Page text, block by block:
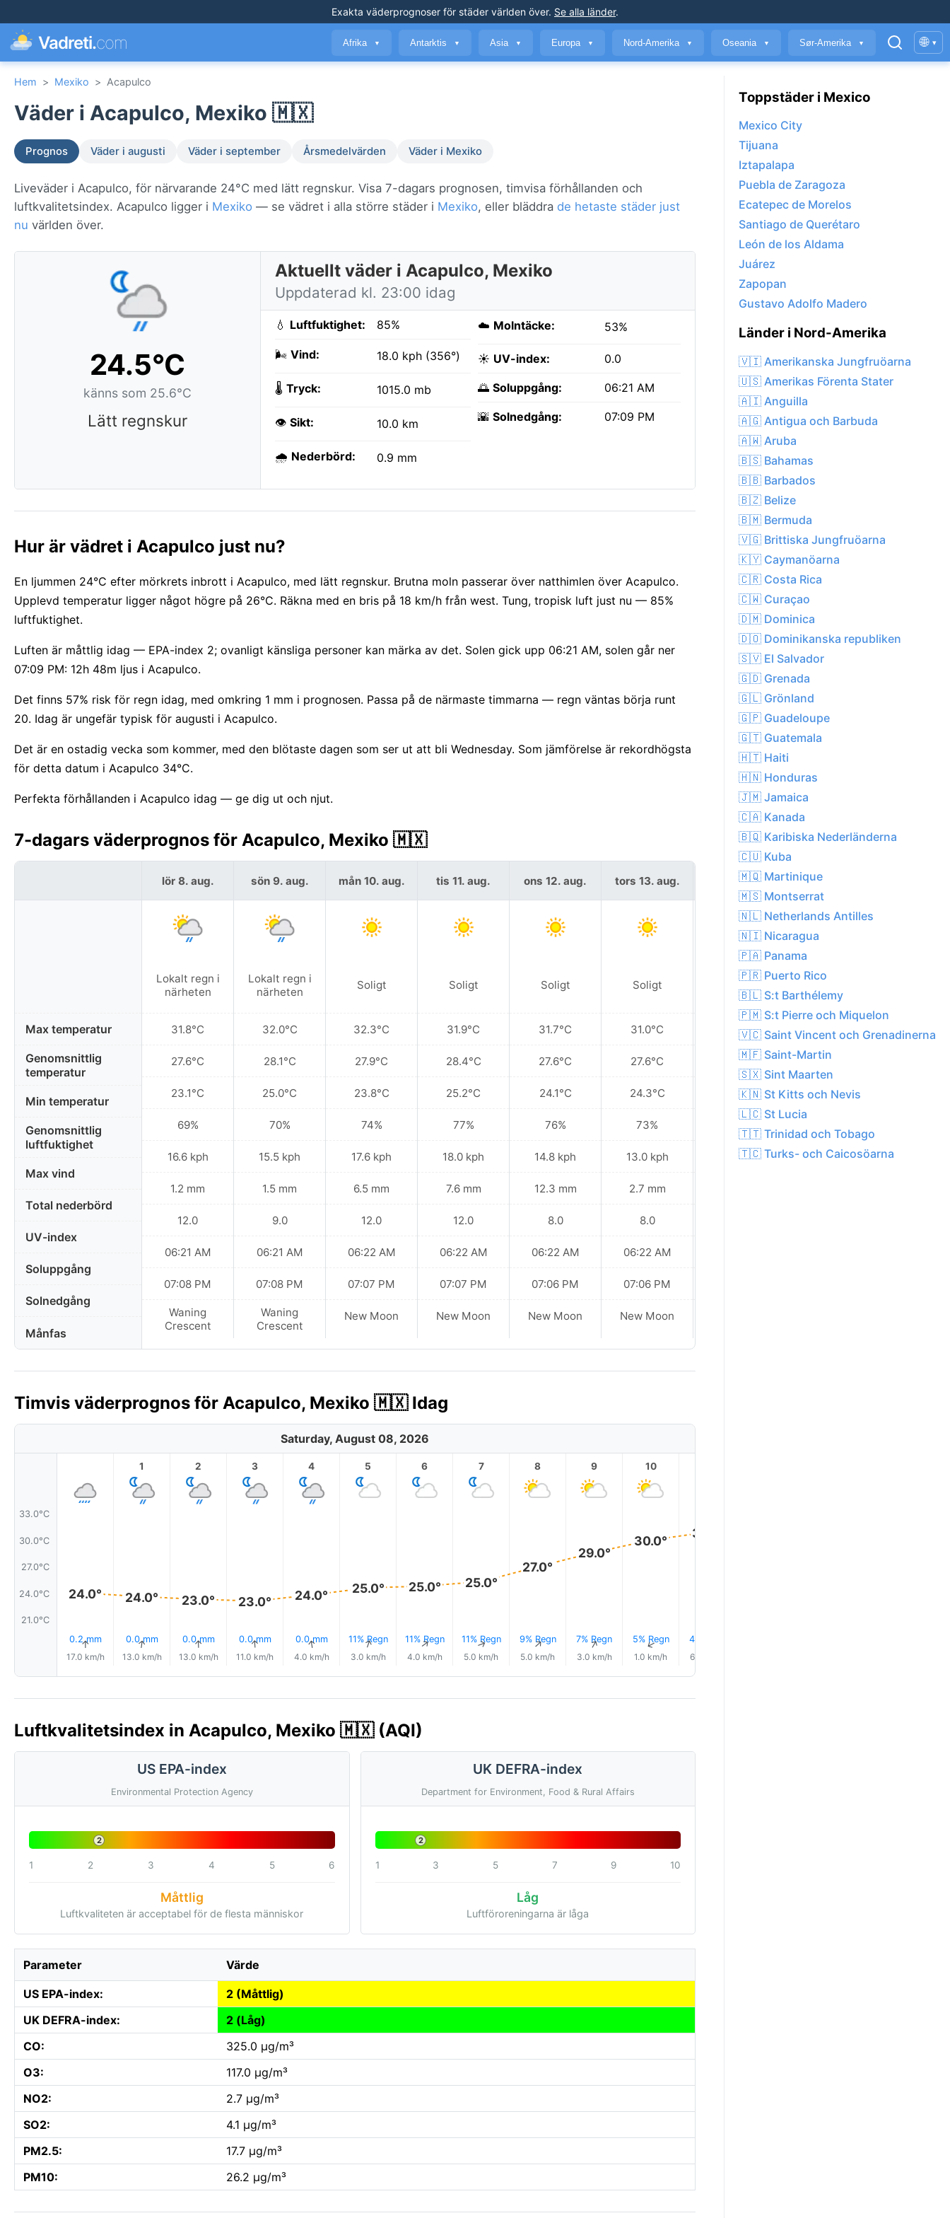
Exakta väderprognoser för städer världen över. Se alla länder.
Vadreti.com Afrika ▼ Antarktis ▼ Asia ▼ Europa ▼ Nord-Amerika ▼ Oseania ▼ Sør-Amerika ▼ 🌐 ▾
Hem > Mexiko > Acapulco
Väder i Acapulco, Mexiko 🇲🇽
Prognos Väder i augusti Väder i september Årsmedelvärden Väder i Mexiko
Liveväder i Acapulco, för närvarande 24°C med lätt regnskur. Visa 7-dagars prognosen, timvisa förhållanden och
luftkvalitetsindex. Acapulco ligger i Mexiko — se vädret i alla större städer i Mexiko, eller bläddra de hetaste städer just
nu världen över.
24.5°C
känns som 25.6°C
Lätt regnskur
Aktuellt väder i Acapulco, Mexiko
Uppdaterad kl. 23:00 idag
💧 Luftfuktighet: 85%
🌬️ Vind: 18.0 kph (356°)
🌡️ Tryck: 1015.0 mb
👁️ Sikt: 10.0 km
🌧️ Nederbörd: 0.9 mm
☁️ Molntäcke: 53%
☀️ UV-index: 0.0
🌅 Soluppgång: 06:21 AM
🌇 Solnedgång: 07:09 PM
Hur är vädret i Acapulco just nu?
En ljummen 24°C efter mörkrets inbrott i Acapulco, med lätt regnskur. Brutna moln passerar över natthimlen över Acapulco.
Upplevd temperatur ligger något högre på 26°C. Räkna med en bris på 18 km/h från west. Tung, tropisk luft just nu — 85%
luftfuktighet.
Luften är måttlig idag — EPA-index 2; ovanligt känsliga personer kan märka av det. Solen gick upp 06:21 AM, solen går ner
07:09 PM: 12h 48m ljus i Acapulco.
Det finns 57% risk för regn idag, med omkring 1 mm i prognosen. Passa på de närmaste timmarna — regn väntas börja runt
20. Idag är ungefär typisk för augusti i Acapulco.
Det är en ostadig vecka som kommer, med den blötaste dagen som ser ut att bli Wednesday. Som jämförelse är rekordhögsta
för detta datum i Acapulco 34°C.
Perfekta förhållanden i Acapulco idag — ge dig ut och njut.
7-dagars väderprognos för Acapulco, Mexiko 🇲🇽
Max temperatur
Genomsnittlig
temperatur
Min temperatur
Genomsnittlig
luftfuktighet
Max vind
Total nederbörd
UV-index
Soluppgång
Solnedgång
Månfas
lör 8. aug.
Lokalt regn i
närheten
31.8°C
27.6°C
23.1°C
69%
16.6 kph
1.2 mm
12.0
06:21 AM
07:08 PM
Waning
Crescent
sön 9. aug.
Lokalt regn i
närheten
32.0°C
28.1°C
25.0°C
70%
15.5 kph
1.5 mm
9.0
06:21 AM
07:08 PM
Waning
Crescent
mån 10. aug.
Soligt
32.3°C
27.9°C
23.8°C
74%
17.6 kph
6.5 mm
12.0
06:22 AM
07:07 PM
New Moon
tis 11. aug.
Soligt
31.9°C
28.4°C
25.2°C
77%
18.0 kph
7.6 mm
12.0
06:22 AM
07:07 PM
New Moon
ons 12. aug.
Soligt
31.7°C
27.6°C
24.1°C
76%
14.8 kph
12.3 mm
8.0
06:22 AM
07:06 PM
New Moon
tors 13. aug.
Soligt
31.0°C
27.6°C
24.3°C
73%
13.0 kph
2.7 mm
8.0
06:22 AM
07:06 PM
New Moon
fre 14. aug.
Lokalt regn i
närheten
31.3°C
27.8°C
24.0°C
15.1 kph
Timvis väderprognos för Acapulco, Mexiko 🇲🇽 Idag
Saturday, August 08, 2026
33.0°C
30.0°C
27.0°C
24.0°C
21.0°C
24.0°
0.2 mm
↑
17.0 km/h
1
24.0°
0.0 mm
↑
13.0 km/h
2
23.0°
0.0 mm
↑
13.0 km/h
3
23.0°
0.0 mm
↑
11.0 km/h
4
24.0°
0.0 mm
↑
4.0 km/h
5
25.0°
11% Regn
↑
3.0 km/h
6
25.0°
11% Regn
↑
4.0 km/h
7
25.0°
11% Regn
↑
5.0 km/h
8
27.0°
9% Regn
↑
5.0 km/h
9
29.0°
7% Regn
↑
3.0 km/h
10
30.0°
5% Regn
↑
1.0 km/h
31.0°
4% Regn
6.0 km/h
Luftkvalitetsindex in Acapulco, Mexiko 🇲🇽 (AQI)
US EPA-index
Environmental Protection Agency
2
1 2 3 4 5 6
Måttlig
Luftkvaliteten är acceptabel för de flesta människor
UK DEFRA-index
Department for Environment, Food & Rural Affairs
2
1 3 5 7 9 10
Låg
Luftföroreningarna är låga
Parameter Värde
US EPA-index:
2 (Måttlig)
UK DEFRA-index:
2 (Låg)
CO:
325.0 µg/m³
O3:
117.0 µg/m³
NO2:
2.7 µg/m³
SO2:
4.1 µg/m³
PM2.5:
17.7 µg/m³
PM10:
26.2 µg/m³
Toppstäder i Mexico
Mexico City
Tijuana
Iztapalapa
Puebla de Zaragoza
Ecatepec de Morelos
Santiago de Querétaro
León de los Aldama
Juárez
Zapopan
Gustavo Adolfo Madero
Länder i Nord-Amerika
🇻🇮 Amerikanska Jungfruöarna
🇺🇸 Amerikas Förenta Stater
🇦🇮 Anguilla
🇦🇬 Antigua och Barbuda
🇦🇼 Aruba
🇧🇸 Bahamas
🇧🇧 Barbados
🇧🇿 Belize
🇧🇲 Bermuda
🇻🇬 Brittiska Jungfruöarna
🇰🇾 Caymanöarna
🇨🇷 Costa Rica
🇨🇼 Curaçao
🇩🇲 Dominica
🇩🇴 Dominikanska republiken
🇸🇻 El Salvador
🇬🇩 Grenada
🇬🇱 Grönland
🇬🇵 Guadeloupe
🇬🇹 Guatemala
🇭🇹 Haiti
🇭🇳 Honduras
🇯🇲 Jamaica
🇨🇦 Kanada
🇧🇶 Karibiska Nederländerna
🇨🇺 Kuba
🇲🇶 Martinique
🇲🇸 Montserrat
🇳🇱 Netherlands Antilles
🇳🇮 Nicaragua
🇵🇦 Panama
🇵🇷 Puerto Rico
🇧🇱 S:t Barthélemy
🇵🇲 S:t Pierre och Miquelon
🇻🇨 Saint Vincent och Grenadinerna
🇲🇫 Saint-Martin
🇸🇽 Sint Maarten
🇰🇳 St Kitts och Nevis
🇱🇨 St Lucia
🇹🇹 Trinidad och Tobago
🇹🇨 Turks- och Caicosöarna